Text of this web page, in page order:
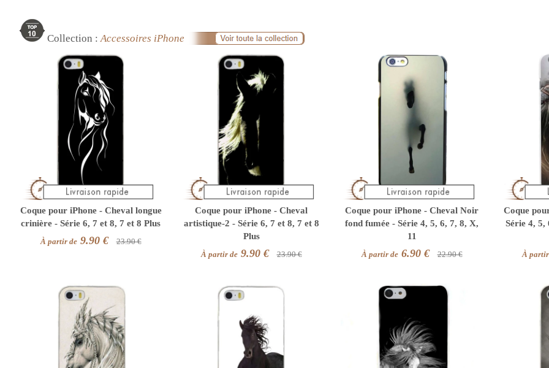
Collection :Accessoires iPhone
Coque pour iPhone - Cheval longue
crinière - Série 6, 7 et 8, 7 et 8 Plus
À partir de9.90 € 23.90 €
Coque pour iPhone - Cheval
artistique-2 - Série 6, 7 et 8, 7 et 8
Plus
À partir de9.90 € 23.90 €
Coque pour iPhone - Cheval Noir
fond fumée - Série 4, 5, 6, 7, 8, X,
11
À partir de6.90 € 22.90 €
Coque
Série 4, 5,
À